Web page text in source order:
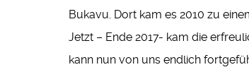
Bukavu. Dort kam es 2010 zu
Jetzt – Ende 2017- kam die
kann nun von uns endlich